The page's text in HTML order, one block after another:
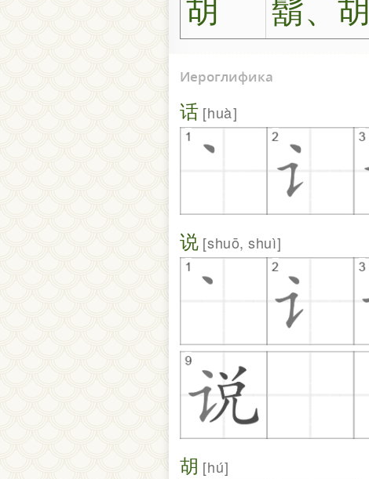
Иероглифика
话 huà
说 shuō, shuì
胡 hú